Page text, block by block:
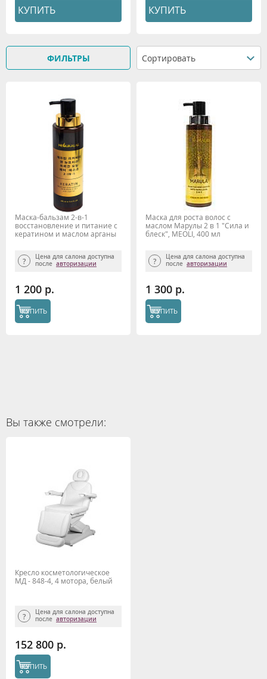
КУПИТЬ КУПИТЬ
Сортировать
ФИЛЬТРЫ
Маска-бальзам 2-в-1
восстановление и питание с
кератином и маслом арганы
Цена для салона доступна
после авторизации
1 200 р.
КУПИТЬ
Маска для роста волос с
маслом Марулы 2 в 1 "Сила и
блеск", MEOLI, 400 мл
Цена для салона доступна
после авторизации
1 300 р.
КУПИТЬ
Вы также смотрели:
Кресло косметологическое
МД - 848-4, 4 мотора, белый
Цена для салона доступна
после авторизации
152 800 р.
КУПИТЬ